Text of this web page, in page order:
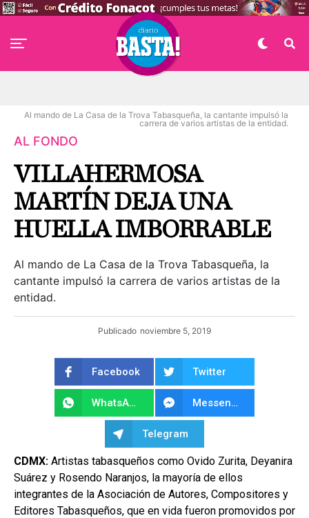
Al mando de La Casa de la Trova Tabasqueña, la cantante impulsó la
carrera de varios artistas de la entidad.
AL FONDO
VILLAHERMOSA
MARTÍN DEJA UNA
HUELLA IMBORRABLE
Al mando de La Casa de la Trova Tabasqueña, la
cantante impulsó la carrera de varios artistas de la
entidad.
Publicado noviembre 5, 2019
Facebook Twitter
WhatsApp Messenger
Telegram
CDMX: Artistas tabasqueños como Ovido Zurita, Deyanira
Suárez y Rosendo Naranjos, la mayoría de ellos
integrantes de la Asociación de Autores, Compositores y
Editores Tabasqueños, que en vida fueron promovidos por